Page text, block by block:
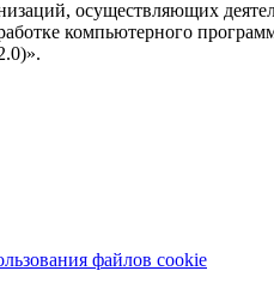
осуществляющих
компьютерного
файлов cookie